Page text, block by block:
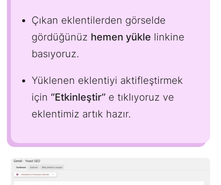
Çıkan eklentilerden görselde
gördüğünüz hemen yükle linkine
basıyoruz.
Yüklenen eklentiyi aktifleştirmek
için ‘’Etkinleştir’’ e tıklıyoruz ve
eklentimiz artık hazır.